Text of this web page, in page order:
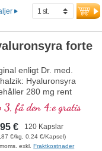
forte
enligt Dr. med.
Hyaluronsyra
280 mg rent
hyaluronsyra
en optimal partikelstorlek
Dalton per dagsdos
Detta
kosttillskott
3, få den 4:e gratis
€ 120 Kapslar
€/kg, 0,24 €/Kapsel)
exkl.Fraktkostnader